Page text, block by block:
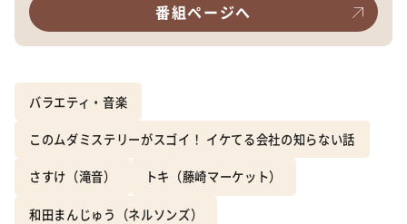
番組ページへ
バラエティ・音楽
このムダミステリーがスゴイ！ イケてる会社の知らない話
さすけ（滝音） トキ（藤崎マーケット）
和田まんじゅう（ネルソンズ）